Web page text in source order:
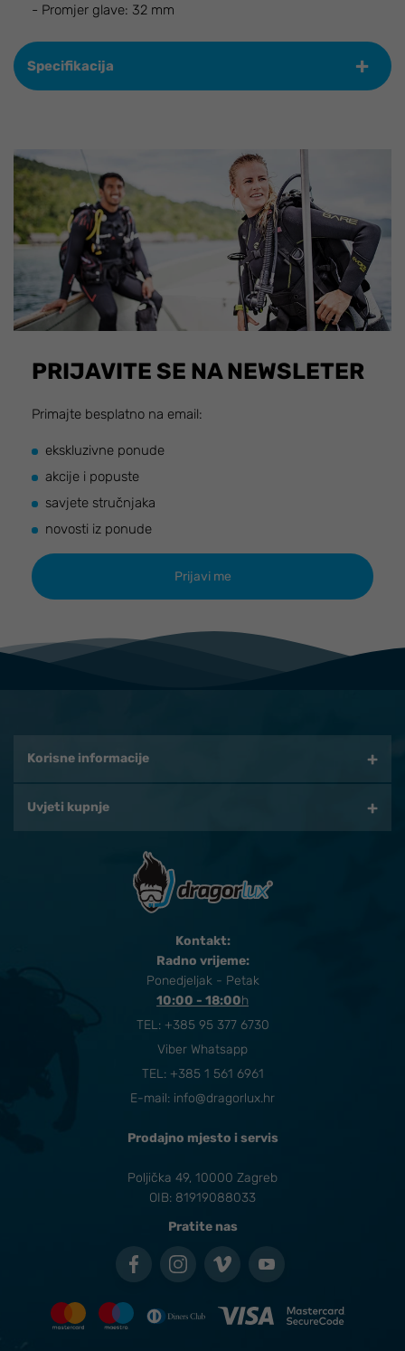
- Promjer glave: 32 mm
Specifikacija
PRIJAVITE SE NA NEWSLETER
Primajte besplatno na email:
ekskluzivne ponude
akcije i popuste
savjete stručnjaka
novosti iz ponude
Korisne informacije
Uvjeti kupnje
Kontakt:
Radno vrijeme:
Ponedjeljak - Petak
10:00 - 18:00​h
TEL: +385 95 377 6730
Viber Whatsapp
TEL: +385 1 561 6961
E-mail: info@dragorlux.hr
Prodajno mjesto i servis
Poljička 49, 10000 Zagreb
OIB: 81919088033
Pratite nas